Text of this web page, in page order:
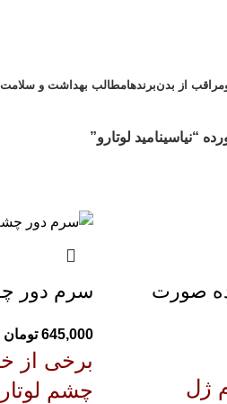
مراقب از بدنبرندهامطالب بهداشت و سلامت
“نیاسینامید لوتارو”
صورت
ژل
سرم دور
645,000 تومان
برخی از
چشم لوتارو